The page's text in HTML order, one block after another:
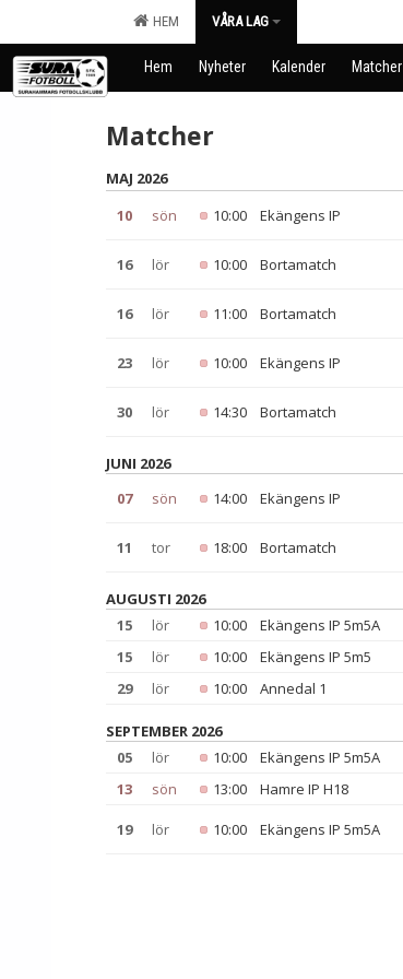
HEM VÅRA LAG
Hem Nyheter Kalender Matcher
Matcher
MAJ 2026
10
sön 10:00 Ekängens IP
16 lör 10:00 Bortamatch
16 lör 11:00 Bortamatch
23 lör 10:00 Ekängens IP
30 lör 14:30 Bortamatch
JUNI 2026
07
sön 14:00 Ekängens IP
11 tor 18:00 Bortamatch
AUGUSTI 2026
15
lör 10:00 Ekängens IP 5m5A
15
lör 10:00 Ekängens IP 5m5
29
lör 10:00 Annedal 1
SEPTEMBER 2026
05
lör 10:00 Ekängens IP 5m5A
13
sön 13:00 Hamre IP H18
19 lör 10:00 Ekängens IP 5m5A